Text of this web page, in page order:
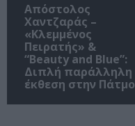
Απόστολος
Χαντζαράς –
«Κλεμμένος
Πειρατής» &
“Beauty and Blue”:
Διπλή παράλληλη
έκθεση στην Πάτμο